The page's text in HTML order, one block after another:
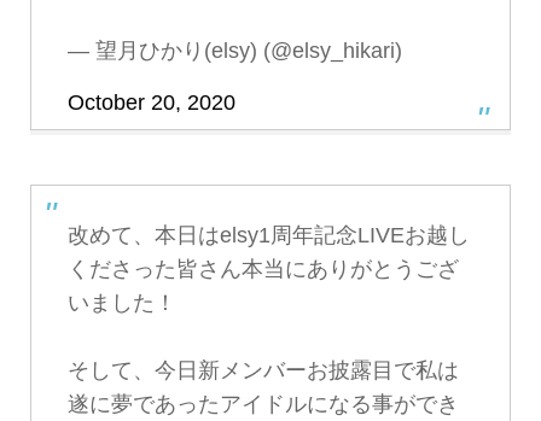
— 望月ひかり(elsy) (@elsy_hikari)
October 20, 2020
改めて、本日はelsy1周年記念LIVEお越し
くださった皆さん本当にありがとうござ
いました！
そして、今日新メンバーお披露目で私は
遂に夢であったアイドルになる事ができ